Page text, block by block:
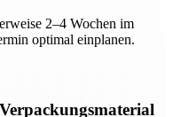
2–4 Wochen im
optimal einplanen.